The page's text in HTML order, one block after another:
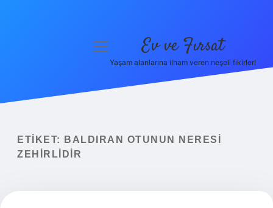
Yasal Uyarı
menüyü
Ev ve Fırsat
Yaşam alanlarına ilham veren neşeli fikirler!
ETIKET:
BALDIRAN OTUNUN NERESI
ZEHIRLIDIR